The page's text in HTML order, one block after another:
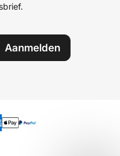
Aanmelden